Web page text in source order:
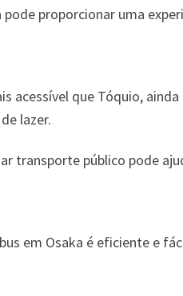
proporcionar uma
acessível que Tóquio,
lazer.
transporte público pode
em Osaka é eficiente e